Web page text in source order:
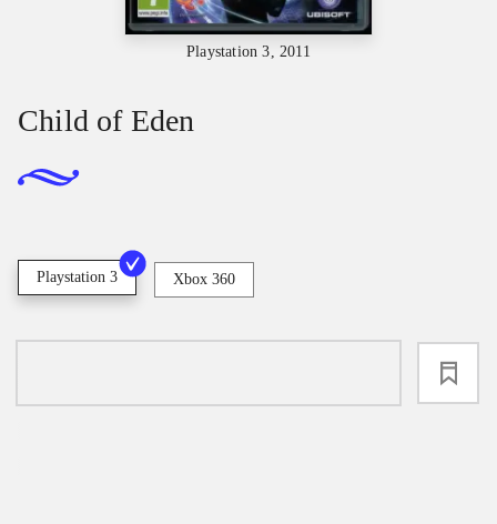
Playstation 3, 2011
Child of Eden
Playstation 3 Xbox 360